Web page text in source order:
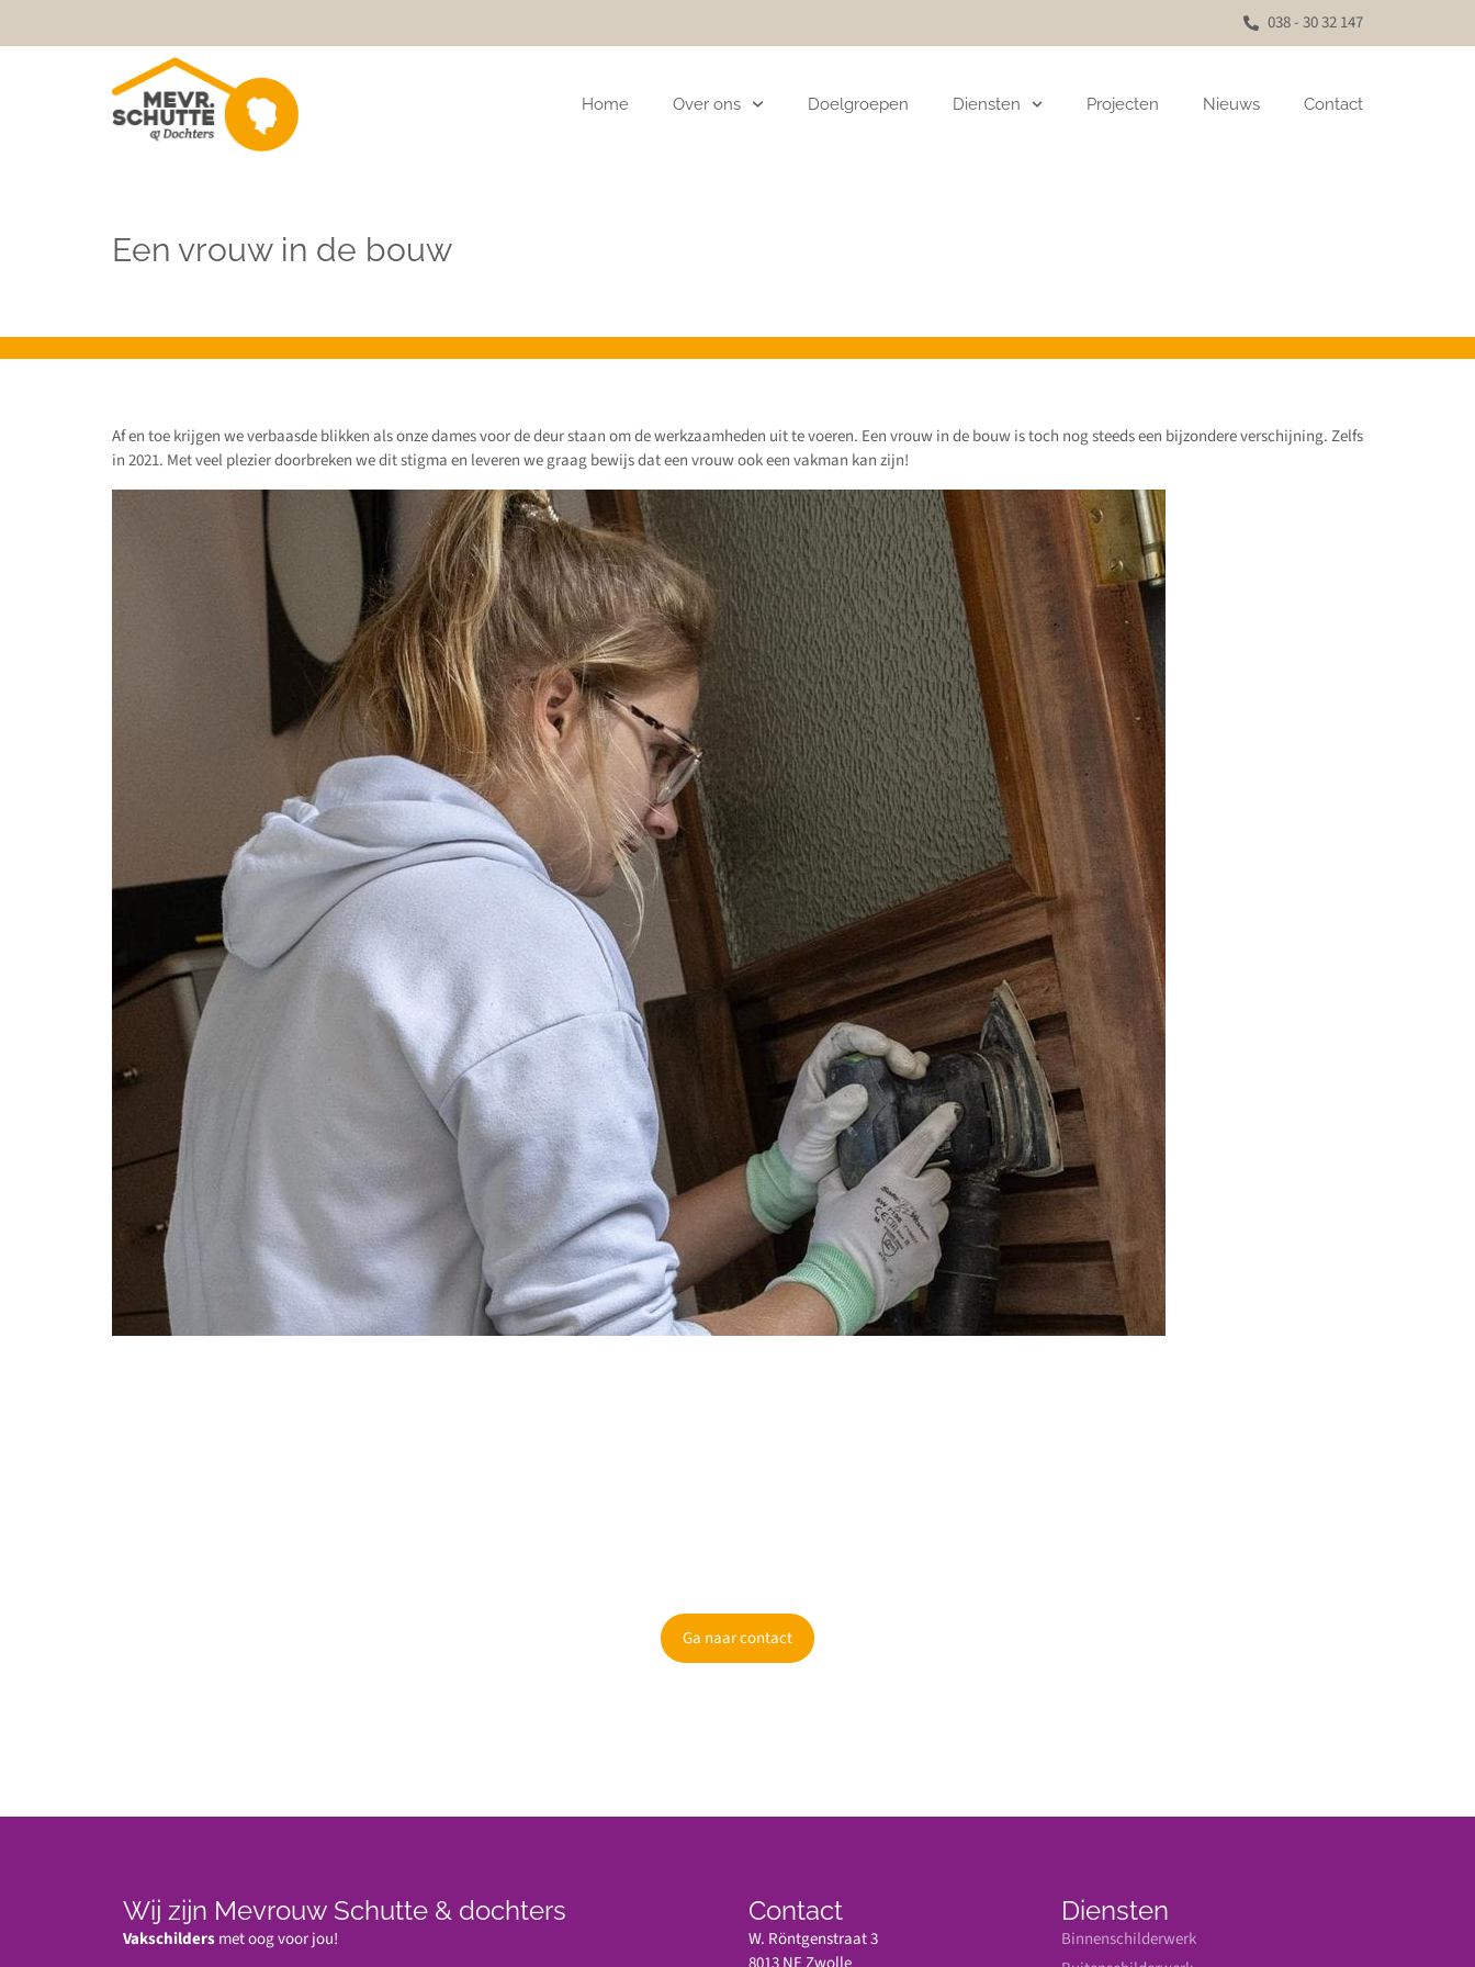
038 - 30 32 147
Home Over ons Doelgroepen Diensten Projecten Nieuws Contact
Een vrouw in de bouw
Af en toe krijgen we verbaasde blikken als onze dames voor de deur staan om de werkzaamheden uit te voeren. Een vrouw in de bouw is toch nog steeds een bijzondere verschijning. Zelfs
in 2021. Met veel plezier doorbreken we dit stigma en leveren we graag bewijs dat een vrouw ook een vakman kan zijn!
Ga naar contact
Wij zijn Mevrouw Schutte & dochters
Vakschildersmet oog voor jou!
Contact
W. Röntgenstraat 3
Diensten
Binnenschilderwerk